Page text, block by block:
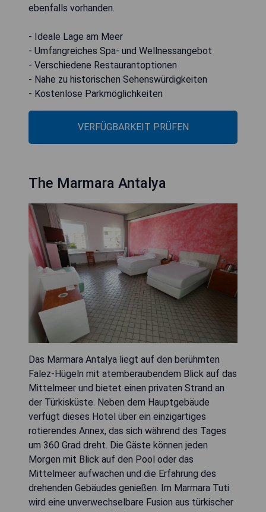
ebenfalls vorhanden.
- Ideale Lage am Meer
- Umfangreiches Spa- und Wellnessangebot
- Verschiedene Restaurantoptionen
- Nahe zu historischen Sehenswürdigkeiten
- Kostenlose Parkmöglichkeiten
VERFÜGBARKEIT PRÜFEN
The Marmara Antalya
Das Marmara Antalya liegt auf den berühmten
Falez-Hügeln mit atemberaubendem Blick auf das
Mittelmeer und bietet einen privaten Strand an
der Türkisküste. Neben dem Hauptgebäude
verfügt dieses Hotel über ein einzigartiges
rotierendes Annex, das sich während des Tages
um 360 Grad dreht. Die Gäste können jeden
Morgen mit Blick auf den Pool oder das
Mittelmeer aufwachen und die Erfahrung des
drehenden Gebäudes genießen. Im Marmara Tuti
wird eine unverwechselbare Fusion aus türkischer